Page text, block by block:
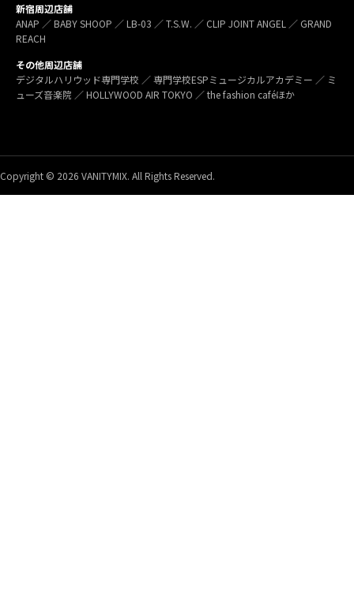
新宿周辺店舗
ANAP ／ BABY SHOOP ／ LB-03 ／ T.S.W. ／ CLIP JOINT ANGEL ／ GRAND
REACH
その他周辺店舗
デジタルハリウッド専門学校 ／ 専門学校ESPミュージカルアカデミー ／ ミ
ューズ音楽院 ／ HOLLYWOOD AIR TOKYO ／ the fashion caféほか
Copyright © 2026 VANITYMIX. All Rights Reserved.